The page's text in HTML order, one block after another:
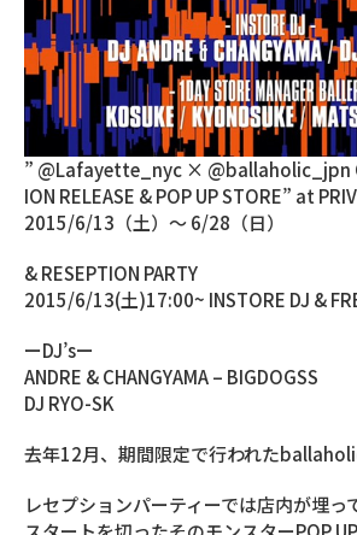
” @Lafayette_nyc × @ballaholic_jpn
ION RELEASE & POP UP STORE” at
2015/6/13（土）～ 6/28（日）
& RESEPTION PARTY
2015/6/13(土)17:00~ INSTORE DJ &
ーDJ’sー
ANDRE & CHANGYAMA – BIGDOGSS
DJ RYO-SK
去年12月、期間限定で行われたballaholic
レセプションパーティーでは店内が埋っ